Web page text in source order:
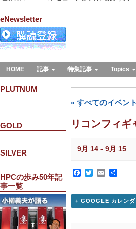
eNewsletter
HOME 記事 特集記事 Topics
PLUTNUM
GOLD
SILVER
HPCの歩み50年記
事一覧
« すべてのイベント
リコンフィ
9月 14- 9月 15
Facebook
TwitterEmail
共
+ GOOGLE カレンダ